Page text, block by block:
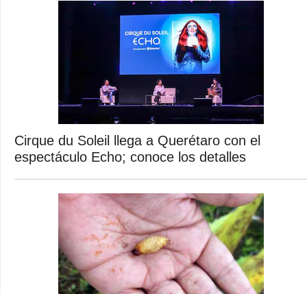
Cirque du Soleil llega a Querétaro con el
espectáculo Echo; conoce los detalles